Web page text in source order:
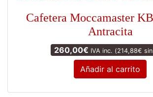
Cafetera Moccamaster
Antracita
260,00€ IVA inc. (214,88€
Añadir al carrito